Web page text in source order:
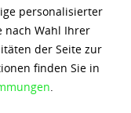
personalisierter
nach Wahl Ihrer
der Seite zur
finden Sie in
.